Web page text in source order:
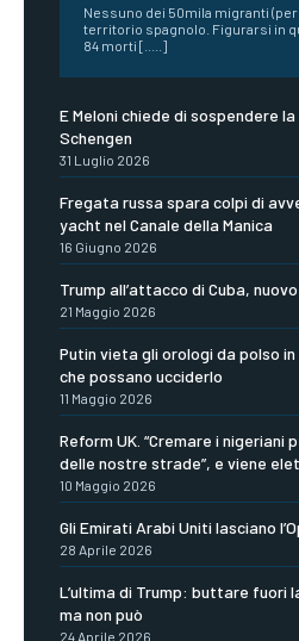
Nessuno dei 50mila migranti
territorio spagnolo. Figurarsi in
84 morti [.....]
E Meloni chiede di sospendere
Schengen
31 Luglio 2026
Fregata russa spara colpi di
yacht nel Canale della Manica
16 Giugno 2026
Trump all’attacco di Cuba,
21 Maggio 2026
Putin vieta gli orologi da polso
che possano ucciderlo
11 Maggio 2026
Reform UK. “Cremare i nigeriani
delle nostre strade”, e viene
10 Maggio 2026
Gli Emirati Arabi Uniti lasciano
28 Aprile 2026
L’ultima di Trump: buttare fuori
ma non può
24 Aprile 2026